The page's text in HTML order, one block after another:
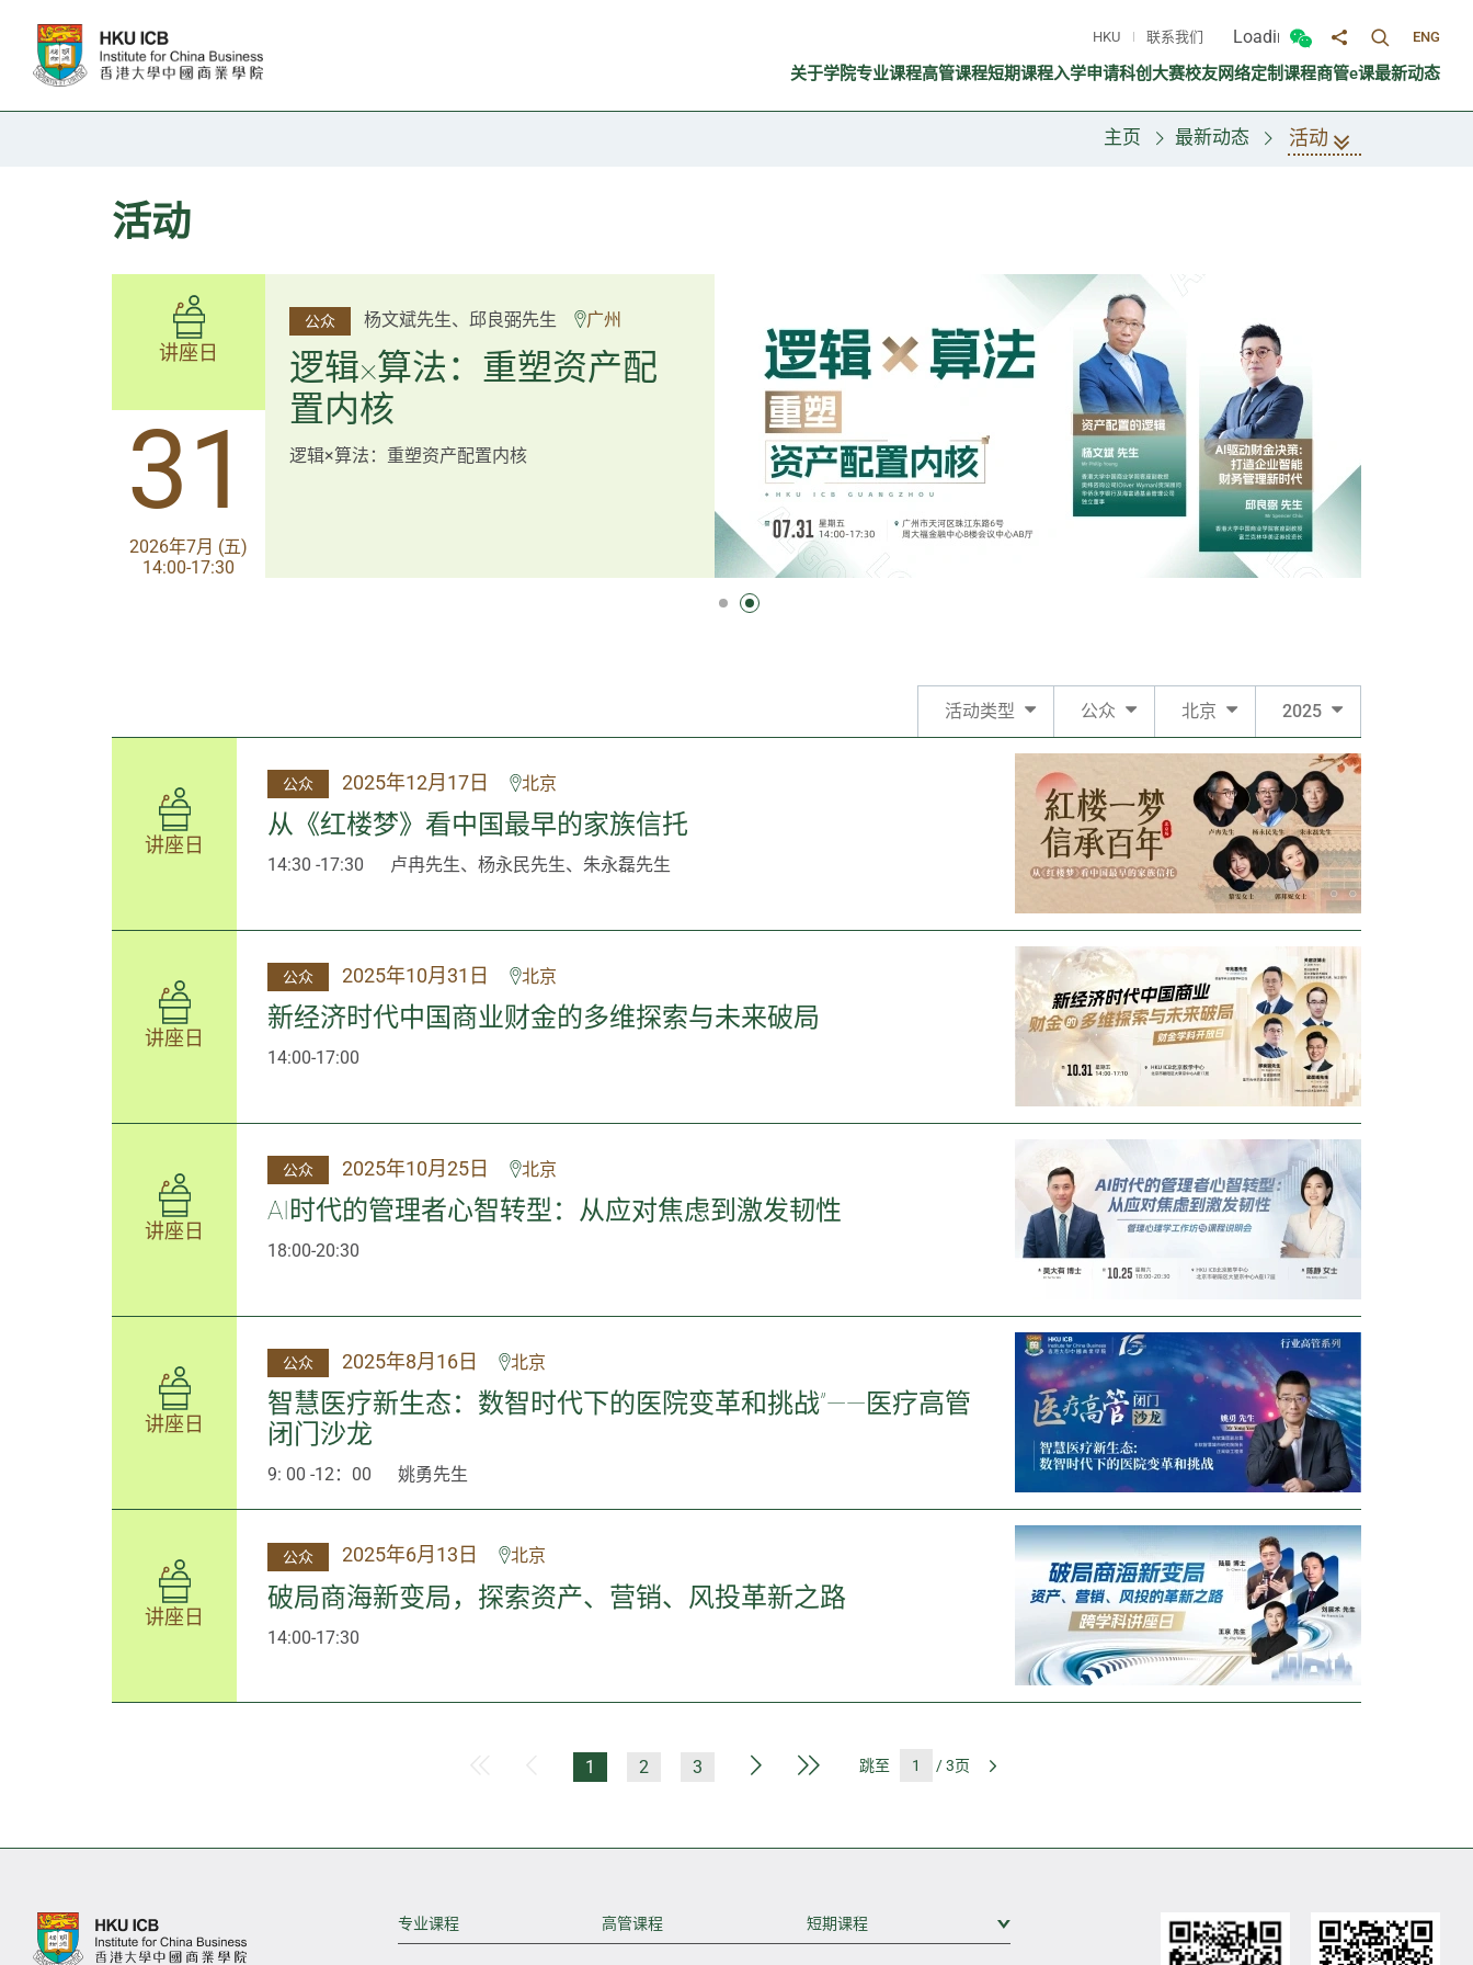
HKU 联系我们 Loading...
切换微信面板
分享至切换搜寻面
ENG
关于学院专业课程高管课程短期课程入学申请科创大赛校友网络定制课程商管e课最新动态
主页 最新动态 活动
活动
讲座日
14
2026年8月 (五)
13:30-17:00
公众
李邱敬贤女士 Ms Rosemarie Yau、潘天佑
博士 Dr Tim Pan、李国平先生 Mr Guoping Li
圳
跨界智汇・预见新局
讲座日
31
2026年7月 (五)
14:00-17:30
公众 杨文斌先生、邱良弼先生 广州
逻辑×算法：重塑资产配
置内核
逻辑×算法：重塑资产配置内核
活动类型 公众 北京 2025
讲座日
公众 2025年12月17日 北京
从《红楼梦》看中国最早的家族信托
14:30 -17:30 卢冉先生、杨永民先生、朱永磊先生
讲座日
公众 2025年10月31日 北京
新经济时代中国商业财金的多维探索与未来破局
14:00-17:00
讲座日
公众 2025年10月25日 北京
AI时代的管理者心智转型：从应对焦虑到激发韧性
18:00-20:30
讲座日
公众 2025年8月16日 北京
智慧医疗新生态：数智时代下的医院变革和挑战”——医疗高管
闭门沙龙
9: 00 -12：00 姚勇先生
讲座日
公众 2025年6月13日 北京
破局商海新变局，探索资产、营销、风投革新之路
14:00-17:30
上一页
1 2 3 下一页 最后一页
跳至 / 3页
专业课程 高管课程 短期课程